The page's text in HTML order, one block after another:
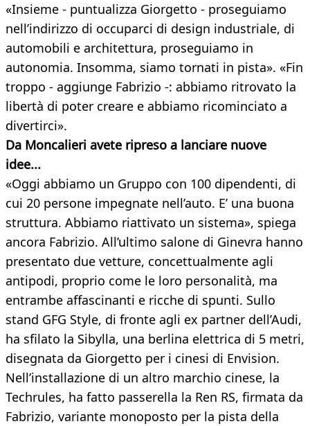
«Insieme - puntualizza Giorgetto - proseguiamo
nell’indirizzo di occuparci di design industriale, di
automobili e architettura, proseguiamo in
autonomia. Insomma, siamo tornati in pista». «Fin
troppo - aggiunge Fabrizio -: abbiamo ritrovato la
libertà di poter creare e abbiamo ricominciato a
divertirci».
Da Moncalieri avete ripreso a lanciare nuove
idee...
«Oggi abbiamo un Gruppo con 100 dipendenti, di
cui 20 persone impegnate nell’auto. E’ una buona
struttura. Abbiamo riattivato un sistema», spiega
ancora Fabrizio. All’ultimo salone di Ginevra hanno
presentato due vetture, concettualmente agli
antipodi, proprio come le loro personalità, ma
entrambe affascinanti e ricche di spunti. Sullo
stand GFG Style, di fronte agli ex partner dell’Audi,
ha sfilato la Sibylla, una berlina elettrica di 5 metri,
disegnata da Giorgetto per i cinesi di Envision.
Nell’installazione di un altro marchio cinese, la
Techrules, ha fatto passerella la Ren RS, firmata da
Fabrizio, variante monoposto per la pista della